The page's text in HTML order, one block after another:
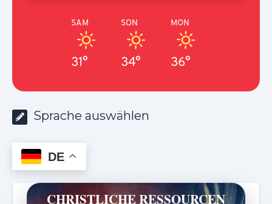
SAM
31°
SON
34°
MON
36°
Sprache auswählen
DE
CHRISTLICHE RESSOURCEN